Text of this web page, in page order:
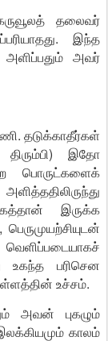
தலைவர்
இந்த
அவர்
தடுக்காதீர்கள்
இதோ
பொருட்களைக்
இருக்க
பரிசென
உச்சம்.
அவன் புகழும்
காலம்